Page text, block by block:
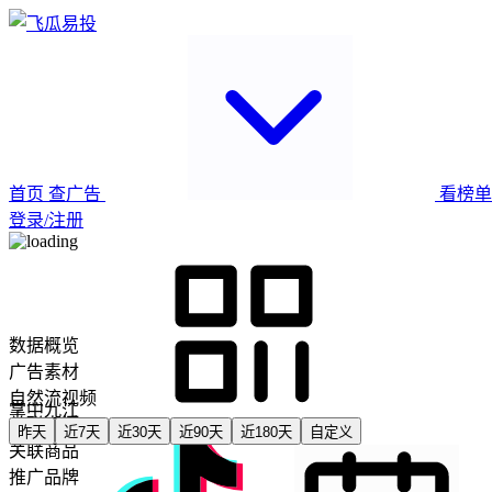
首页 查广告 看榜单
登录/注册
掌中九江
数据概览
广告素材
自然流视频
关联直播
关联商品
推广品牌
昨天 近7天 近30天 近90天 近180天 自定义